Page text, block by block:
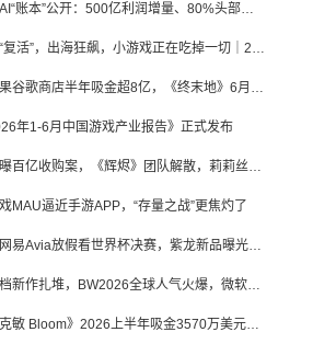
游戏AI“账本”公开：500亿利润增量、80%头部入局，谁在闷声发财？
端游“复活”，出海狂飙，小游戏正在吃掉一切｜2026上半年产业报告
仅苹果谷歌商店半年吸金超8亿，《终末地》6月份收入显著回暖
年1-6月中国游戏产业报告》正式发布
腾讯曝百亿收购案，《辉烬》团队解散，莉莉丝新作曝光｜陀螺周报
MAU逼近手游APP，“存量之战”更焦灼了
三七网易Avia放假看世界杯决赛，紫龙新品曝光，米哈游新作上线 | 陀螺周报
暑期档新作扎堆，BW2026全球人气火爆，微软XBOX大裁员|陀螺周报
《皮克敏 Bloom》2026上半年吸金3570万美元，中国台湾成最大市场